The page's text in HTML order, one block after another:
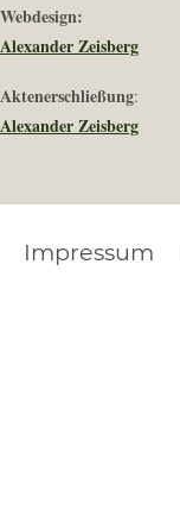
Webdesign:
Alexander Zeisberg
Aktenerschließung:
Alexander Zeisberg
FOOTER
Impressum